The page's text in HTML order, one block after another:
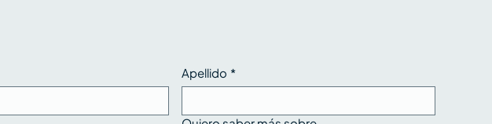
Apellido *